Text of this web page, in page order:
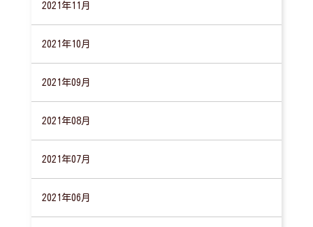
2021年11月
2021年10月
2021年09月
2021年08月
2021年07月
2021年06月